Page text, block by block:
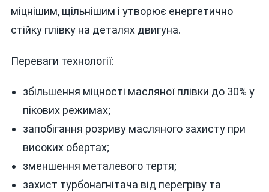
міцнішим, щільнішим і утворює енергетично
стійку плівку на деталях двигуна.
Переваги технології:
збільшення міцності масляної плівки до 30% у
пікових режимах;
запобігання розриву масляного захисту при
високих обертах;
зменшення металевого тертя;
захист турбонагнітача від перегріву та